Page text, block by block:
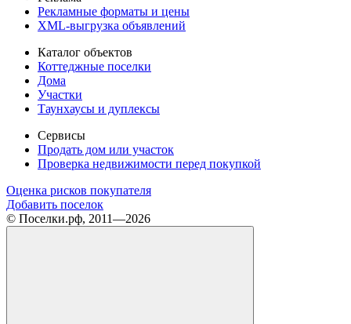
Рекламные форматы и цены
XML-выгрузка объявлений
Каталог объектов
Коттеджные поселки
Дома
Участки
Таунхаусы и дуплексы
Сервисы
Продать дом или участок
Проверка недвижимости перед покупкой
Оценка рисков покупателя
Добавить поселок
© Поселки.рф, 2011—2026